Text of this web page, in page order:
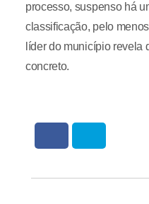
processo, suspenso há
classificação, pelo
líder do município revela
concreto.